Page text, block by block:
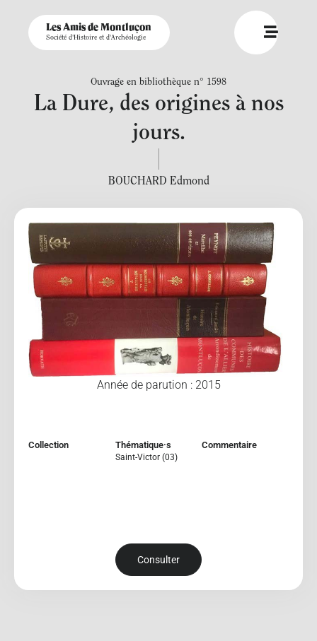
Les Amis de Montluçon
Société d'Histoire et d'Archéologie
Ouvrage en bibliothèque n° 1598
La Dure, des origines à nos
jours.
BOUCHARD Edmond
Année de parution : 2015
Collection Thématique·s
Saint-Victor (03)
Commentaire
Consulter